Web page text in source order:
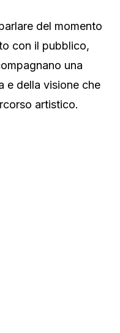
del momento
con il pubblico,
una
e della visione che
artistico.